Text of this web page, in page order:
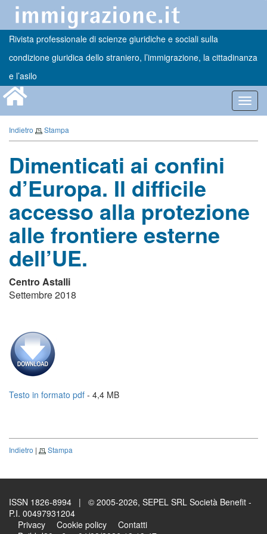
Rivista professionale di scienze giuridiche e sociali sulla
condizione giuridica dello straniero, l’immigrazione, la cittadinanza
e l’asilo
Indietro Stampa
Dimenticati ai confini
d’Europa. Il difficile
accesso alla protezione
alle frontiere esterne
dell’UE.
Centro Astalli
Settembre 2018
Testo in formato pdf - 4,4 MB
Indietro | Stampa
ISSN 1826-8994 | © 2005-2026, SEPEL SRL Società Benefit -
P.I. 00497931204
Privacy
Cookie policy
Contatti